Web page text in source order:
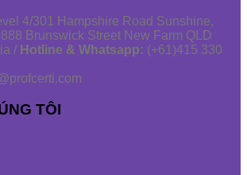
4/301 Hampshire Road Sunshine,
Brunswick Street New Farm QLD
/ Hotline & Whatsapp: (+61)415 330
TÔI